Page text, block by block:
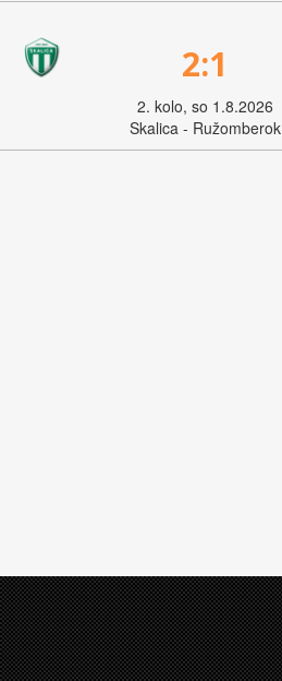
2:1
2. kolo, so 1.8.2026
Skalica - Ružomberok